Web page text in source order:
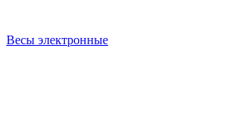
Весы электронные